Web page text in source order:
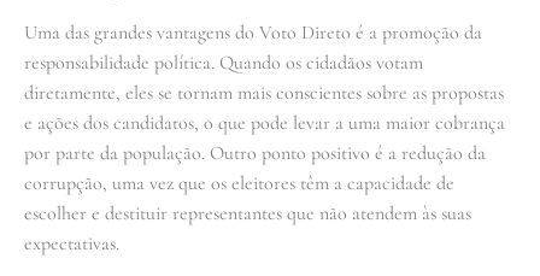
Uma das grandes vantagens do Voto Direto é a promoção da
responsabilidade política. Quando os cidadãos votam
diretamente, eles se tornam mais conscientes sobre as propostas
e ações dos candidatos, o que pode levar a uma maior cobrança
por parte da população. Outro ponto positivo é a redução da
corrupção, uma vez que os eleitores têm a capacidade de
escolher e destituir representantes que não atendem às suas
expectativas.